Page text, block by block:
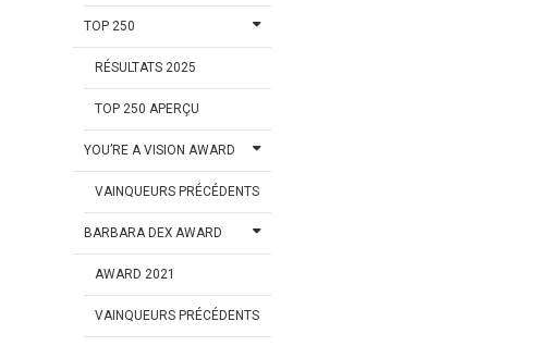
TOP 250
RÉSULTATS 2025
TOP 250 APERÇU
YOU’RE A VISION AWARD
VAINQUEURS PRÉCÉDENTS
BARBARA DEX AWARD
AWARD 2021
VAINQUEURS PRÉCÉDENTS